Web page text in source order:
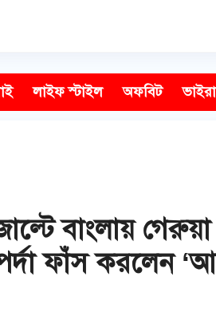
লাইফ স্টাইল অফবিট
বাংলায়
ফাঁস করলেন